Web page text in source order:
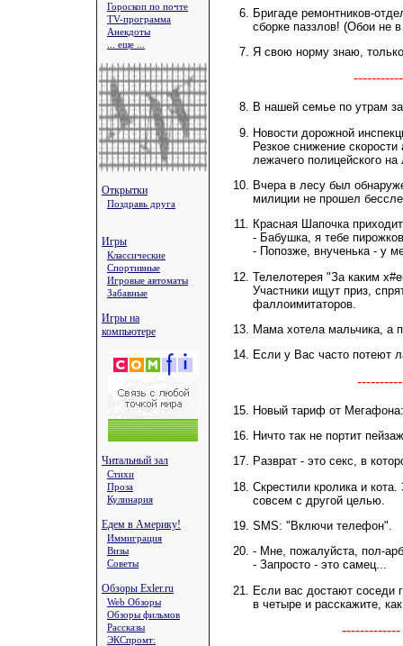
Гороскоп по почте
TV-программа
Анекдоты
... еще ...
Открытки
Поздравь друга
Игры
Классические
Спортивные
Игровые автоматы
Забавные
Игры на
компьютере
Читальный зал
Стихи
Проза
Кулинария
Едем в Америку!
Иммиграция
Визы
Советы
Обзоры Exler.ru
Web Обзоры
Обзоры фильмов
Рассказы
ЭКСпромт:
Бригаде ремонтников-
сборке паззлов! (Обои не
Я свою норму знаю,
В нашей семье по утрам
Новости дорожной
Резкое снижение
лежачего полицейского
Вчера в лесу был
милиции не прошел
Красная Шапочка
- Бабушка, я тебе
- Попозже, внученька - у
Телелотерея "За каким
Участники ищут приз,
фаллоимитаторов.
Мама хотела мальчика, а
Если у Вас часто потеют
Новый тариф от
Ничто так не портит
Разврат - это секс, в
Скрестили кролика и
совсем с другой целью.
SMS: "Включи телефон".
- Мне, пожалуйста, пол-
- Запросто - это самец...
Если вас достают соседи
в четыре и расскажите,